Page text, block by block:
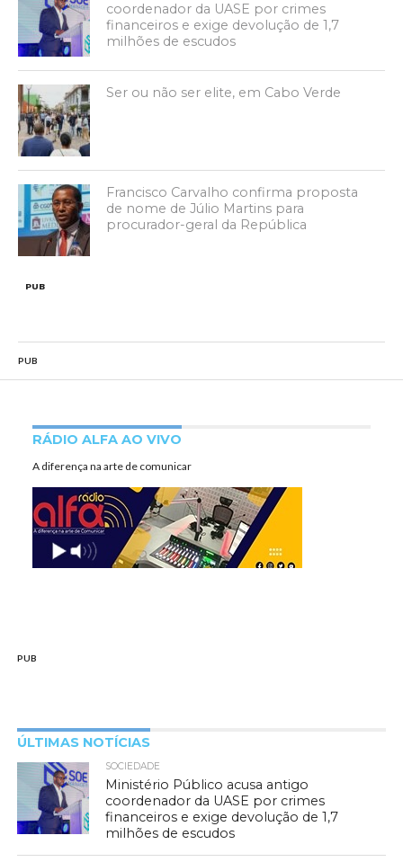
coordenador da UASE por crimes
financeiros e exige devolução de 1,7
milhões de escudos
Ser ou não ser elite, em Cabo Verde
Francisco Carvalho confirma proposta
de nome de Júlio Martins para
procurador-geral da República
PUB
PUB
RÁDIO ALFA AO VIVO
A diferença na arte de comunicar
PUB
ÚLTIMAS NOTÍCIAS
SOCIEDADE
Ministério Público acusa antigo
coordenador da UASE por crimes
financeiros e exige devolução de 1,7
milhões de escudos